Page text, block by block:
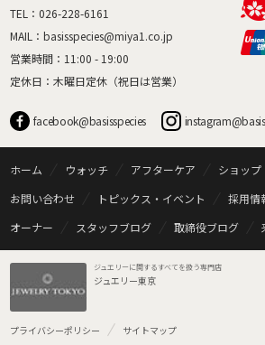
TEL： 026-228-6161
MAIL： basisspecies@miya1.co.jp
営業時間：11:00 - 19:00
定休日：木曜日定休（祝日は営業）
facebook@basisspecies
ホーム ウォッチ アフターケア ショップ
お問い合わせ
トピックス・イベント 採用情
オーナー
スタッフブログ 取締役ブログ
ジュエリーに関するすべてを扱う専門店
ジュエリー東京
プライバシーポリシー サイトマップ